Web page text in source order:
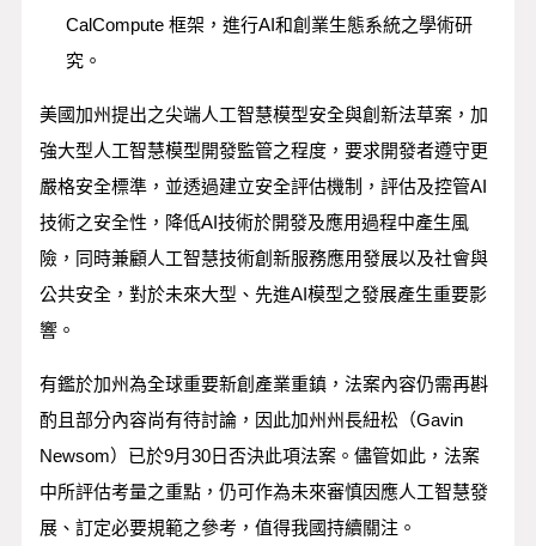
CalCompute 框架，進行AI和創業生態系統之學術研
究。
美國加州提出之尖端人工智慧模型安全與創新法草案，加
強大型人工智慧模型開發監管之程度，要求開發者遵守更
嚴格安全標準，並透過建立安全評估機制，評估及控管AI
技術之安全性，降低AI技術於開發及應用過程中產生風
險，同時兼顧人工智慧技術創新服務應用發展以及社會與
公共安全，對於未來大型、先進AI模型之發展產生重要影
響。
有鑑於加州為全球重要新創產業重鎮，法案內容仍需再斟
酌且部分內容尚有待討論，因此加州州長紐松（Gavin
Newsom）已於9月30日否決此項法案。儘管如此，法案
中所評估考量之重點，仍可作為未來審慎因應人工智慧發
展、訂定必要規範之參考，值得我國持續關注。